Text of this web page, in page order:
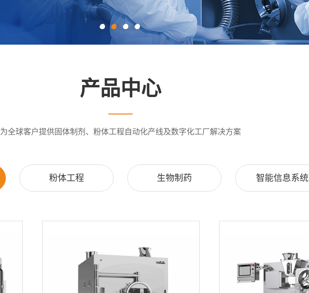
产品中心
为全球客户提供固体制剂、粉体工程自动化产线及数字化工厂解决方案
粉体工程 生物制药 智能信息系统